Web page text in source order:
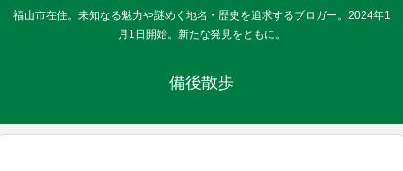
福山市在住。未知なる魅力や謎めく地名・歴史を追求するブロガー。2024年1
月1日開始。新たな発見をともに。
備後散歩